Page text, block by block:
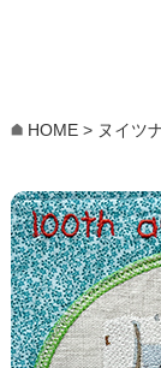
HOME> ヌイツ